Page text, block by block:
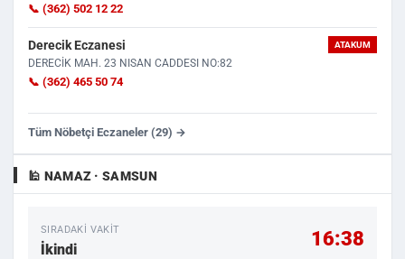
📞 (362) 502 12 22
Derecik Eczanesi ATAKUM
DERECİK MAH. 23 NISAN CADDESI NO:82
📞 (362) 465 50 74
Tüm Nöbetçi Eczaneler (29) →
🕌 NAMAZ · SAMSUN
SIRADAKI VAKIT
İkindi 16:38